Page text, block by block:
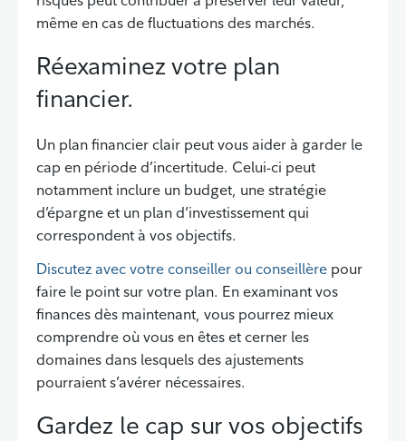
même en cas de fluctuations des marchés.
Réexaminez votre plan
financier.
Un plan financier clair peut vous aider à garder le
cap en période d’incertitude. Celui-ci peut
notamment inclure un budget, une stratégie
d’épargne et un plan d’investissement qui
correspondent à vos objectifs.
Discutez avec votre conseiller ou conseillère pour
faire le point sur votre plan. En examinant vos
finances dès maintenant, vous pourrez mieux
comprendre où vous en êtes et cerner les
domaines dans lesquels des ajustements
pourraient s’avérer nécessaires.
Gardez le cap sur vos objectifs